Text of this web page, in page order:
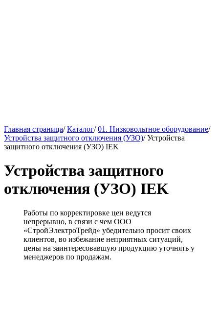
Главная страница/ Каталог/ 01. Низковольтное оборудование/
Устройства защитного отключения (УЗО)/ Устройства
защитного отключения (УЗО) IEK
Устройства защитного
отключения (УЗО) IEK
Работы по корректировке цен ведутся
непрерывно, в связи с чем ООО
«СтройЭлектроТрейд» убедительно просит своих
клиентов, во избежание неприятных ситуаций,
цены на заинтересовавшую продукцию уточнять у
менеджеров по продажам.